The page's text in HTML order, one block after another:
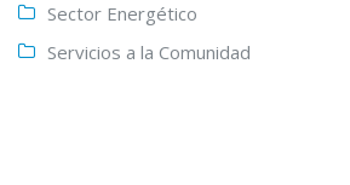
Sector Energético
Servicios a la Comunidad